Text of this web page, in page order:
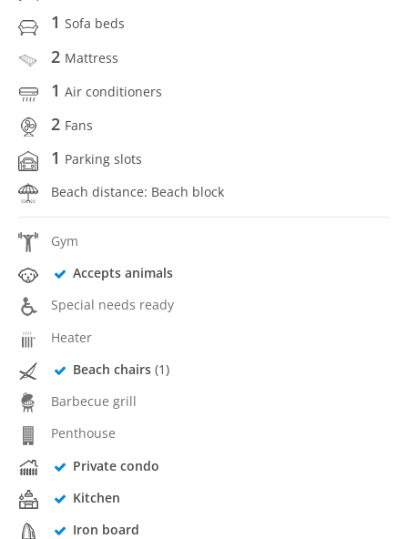
1 Sofa beds
2 Mattress
1 Air conditioners
2 Fans
1 Parking slots
Beach distance: Beach block
Gym
Accepts animals
Special needs ready
Heater
Beach chairs(1)
Barbecue grill
Penthouse
Private condo
Kitchen
Iron board